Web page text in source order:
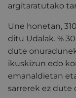
argitaratutako
Une honetan,
ditu Udalak. %
dute
ikuskizun edo
emanaldietan
sarrerek ez dute